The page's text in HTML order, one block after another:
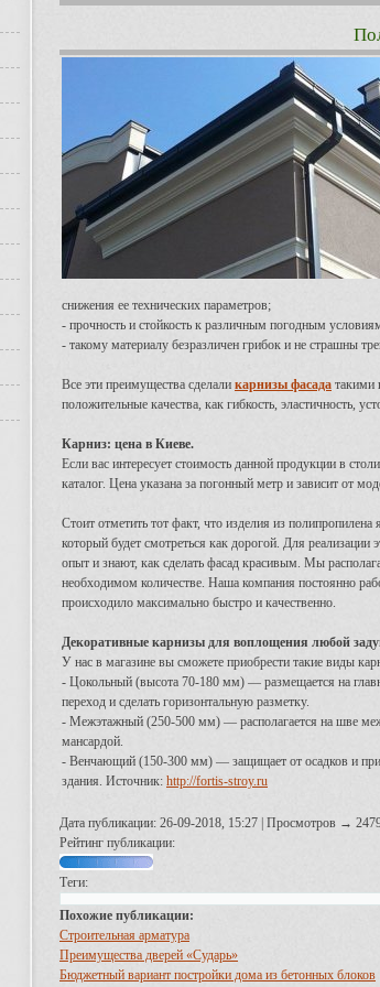
снижения ее технических параметров;
- прочность и стойкость к различным погодным
- такому материалу безразличен грибок и не страшны
Все эти преимущества сделали карнизы фасада такими
положительные качества, как гибкость, эластичность,
Карниз: цена в Киеве.
Если вас интересует стоимость данной продукции в
каталог. Цена указана за погонный метр и зависит от
Стоит отметить тот факт, что изделия из
который будет смотреться как дорогой. Для
опыт и знают, как сделать фасад красивым. Мы
необходимом количестве. Наша компания постоянно
происходило максимально быстро и качественно.
Декоративные карнизы для воплощения любой
У нас в магазине вы сможете приобрести такие виды
- Цокольный (высота 70-180 мм) — размещается на
переход и сделать горизонтальную разметку.
- Межэтажный (250-500 мм) — располагается на шве
мансардой.
- Венчающий (150-300 мм) — защищает от осадков и
здания. Источник: http://fortis-stroy.ru
Дата публикации: 26-09-2018, 15:27 | Просмотров →
Рейтинг публикации:
Теги:
Похожие публикации:
Строительная арматура
Преимущества дверей «Сударь»
Бюджетный вариант постройки дома из бетонных блоков